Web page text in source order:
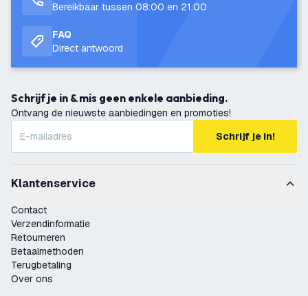
Bereikbaar tussen 08:00 en 21:00
FAQ
Direct antwoord
Schrijf je in & mis geen enkele aanbieding.
Ontvang de nieuwste aanbiedingen en promoties!
Schrijf je in!
Klantenservice
Contact
Verzendinformatie
Retourneren
Betaalmethoden
Terugbetaling
Over ons